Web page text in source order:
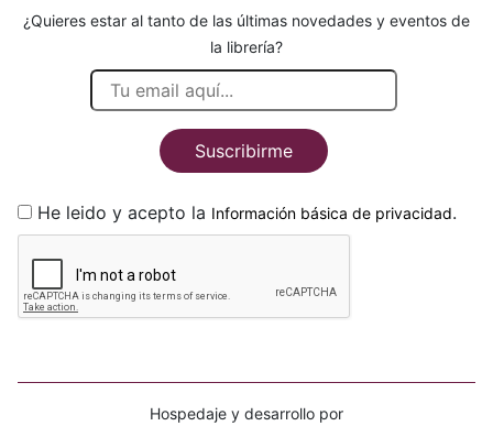
¿Quieres estar al tanto de las últimas novedades y eventos de
la librería?
Suscribirme
He leido y acepto la Información básica de privacidad.
Hospedaje y desarrollo por